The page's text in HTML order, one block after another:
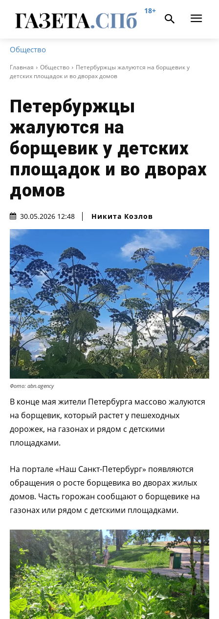
18+
Общество
Главная Общество
Петербуржцы жалуются на борщевик у
детских площадок и во дворах домов
Петербуржцы
жалуются на
борщевик у детских
площадок и во дворах
домов
30.05.2026 12:48 Никита Козлов
Фото: abn.agency
В конце мая жители Петербурга массово жалуются
на борщевик, который растет у пешеходных
дорожек, на газонах и рядом с детскими
площадками.
На портале «Наш Санкт-Петербург» появляются
обращения о росте борщевика во дворах жилых
домов. Часть горожан сообщают о борщевике на
газонах или рядом с детскими площадками.